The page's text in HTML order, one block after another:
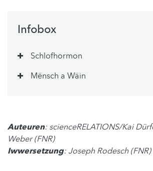
Infobox
Schlofhormon
Mënsch a Wäin
Auteuren: scienceRELATIONS/Kai
Weber (FNR)
Iwwersetzung: Joseph Rodesch (FNR)